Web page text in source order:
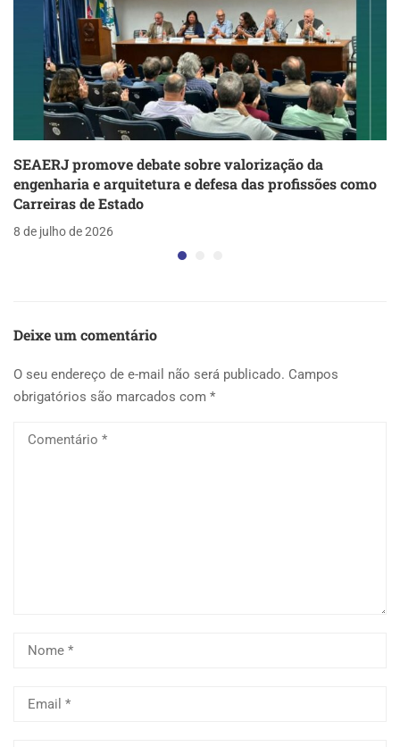
SEAERJ promove debate sobre valorização da
engenharia e arquitetura e defesa das profissões como
Carreiras de Estado
8 de julho de 2026
Deixe um comentário
O seu endereço de e-mail não será publicado. Campos
obrigatórios são marcados com *